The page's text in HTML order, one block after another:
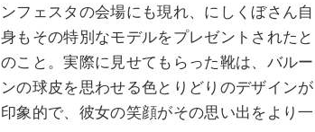
ンフェスタの会場にも現れ、にしくぼさん自
身もその特別なモデルをプレゼントされたと
のこと。実際に見せてもらった靴は、バルー
ンの球皮を思わせる色とりどりのデザインが
印象的で、彼女の笑顔がその思い出をより一